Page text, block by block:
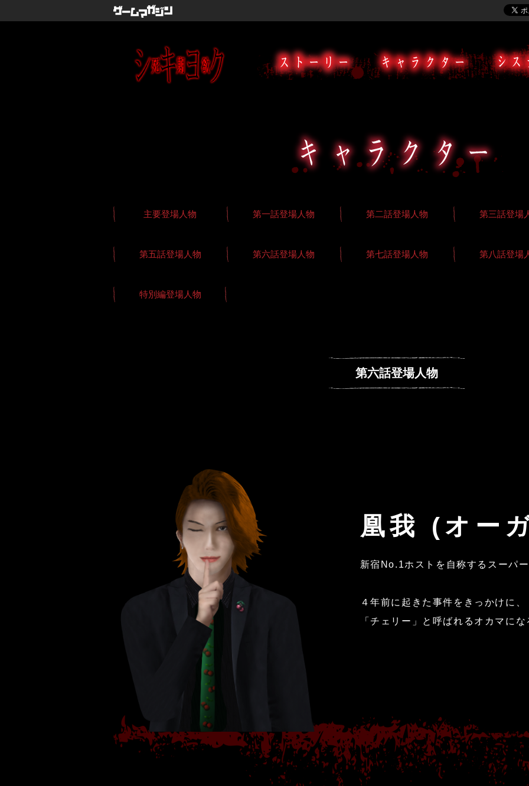
主要登場人物 第一話登場人物 第二話登場人物 第三話登場
第五話登場人物 第六話登場人物 第七話登場人物 第八話登場
特別編登場人物
第六話登場人物
凰我 (オー
新宿No.1ホストを自称するスーパ
４年前に起きた事件をきっかけに、
「チェリー」と呼ばれるオカマにな